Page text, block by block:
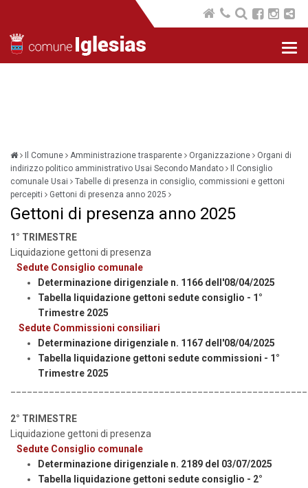
Il Comune Amministrazione trasparente Organizzazione
Organi di
indirizzo politico amministrativo Usai Secondo Mandato
Il Consiglio
comunale Usai
Tabelle di presenza in consiglio, commissioni e gettoni
percepiti
Gettoni di presenza anno 2025
Gettoni di presenza anno 2025
1° TRIMESTRE
Liquidazione gettoni di presenza
Sedute Consiglio comunale
Determinazione dirigenziale n. 1166 dell'08/04/2025
Tabella liquidazione gettoni sedute consiglio - 1°
Trimestre 2025
Sed ute Commissioni consiliari
Determinazione dirigenziale n. 1167 dell'08/04/2025
Tabella liquidazione gettoni sedute commissioni - 1°
Trimestre 2025
2° TRIMESTRE
Liquidazione gettoni di presenza
Sedute Consiglio comunale
Determinazione dirigenziale n. 2189 del 03/07/2025
Tabella liquidazione gettoni sedute consiglio - 2°